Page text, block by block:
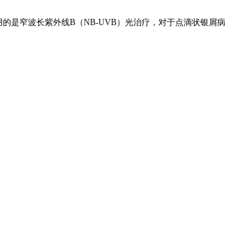
是窄波长紫外线B（NB-UVB）光治疗，对于点滴状银屑病